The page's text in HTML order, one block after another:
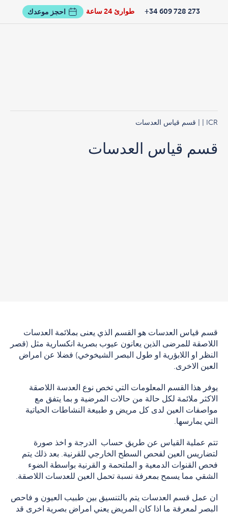
طوارئ 24 ساعة 273 728 609 34+ احجز موعدك
ICR | قسم قياس العدسات
قسم قياس العدسات
قسم قياس العدسات هو القسم الذي يعنى بملائمة العدسات
اللاصقة للمرضى الذين يعانون عيوب بصرية انكسارية مثل (قصر
النظر او اللابؤرية او طول البصر الشيخوخي) فضلا عن امراض
العين الاخرى.
يوفر هذا القسم المعلومات التي تخص نوع العدسة اللاصقة
الاكثر ملائمة لكل حالة من حالات المرضية و بما يتفق مع
مواصفات العين لدى كل مريض و طبيعة النشاطات الحياتية
التي يمارسها.
تتم عملية القياس عن طريق حساب الدرجة و اخذ صورة
لتضاريس العين لفحص السطح الخارجي للقرنية. بعد ذلك يتم
فحص القنوات الدمعية و الملتحمة و القرنية بواسطة الضوء
الشقي مما يسمح بمعرفة نسبة تحمل العين للعدسات اللاصقة.
ان عمل قسم العدسات يتم بالتنسيق بين طبيب العيون و فاحص
البصر لمعرفة ما اذا كان المريض يعني امراض بصرية اخرى قد